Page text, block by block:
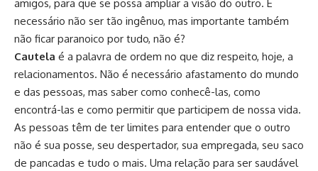
amigos, para que se possa ampliar a visão do outro. É
necessário não ser tão ingênuo, mas importante também
não ficar paranoico por tudo, não é?
Cautela é a palavra de ordem no que diz respeito, hoje, a
relacionamentos. Não é necessário afastamento do mundo
e das pessoas, mas saber como conhecê-las, como
encontrá-las e como permitir que participem de nossa vida.
As pessoas têm de ter limites para entender que o outro
não é sua posse, seu despertador, sua empregada, seu saco
de pancadas e tudo o mais. Uma relação para ser saudável